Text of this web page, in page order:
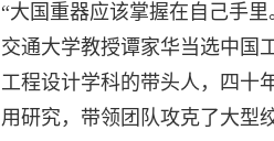
“大国重器应该掌握在自己手
交通大学教授谭家华当选中国
工程设计学科的带头人，四十
用研究，带领团队攻克了大型